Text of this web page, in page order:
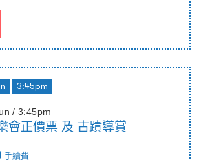
3:45pm
/ 3:45pm
會正價票 及 古蹟導賞
手續費